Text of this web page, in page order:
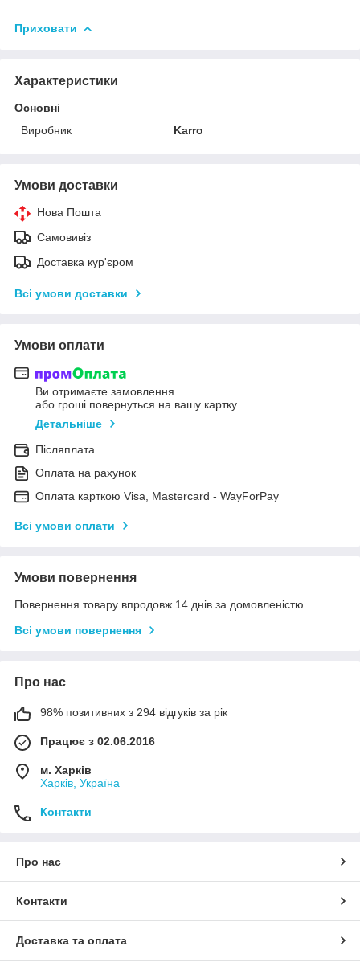
Приховати
Характеристики
Основні
Виробник
Karro
Умови доставки
Нова Пошта
Самовивіз
Доставка кур'єром
Всі умови доставки
Умови оплати
Ви отримаєте замовлення
або гроші повернуться на вашу картку
Детальніше
Післяплата
Оплата на рахунок
Оплата карткою Visa, Mastercard - WayForPay
Всі умови оплати
Умови повернення
Повернення товару впродовж 14 днів за домовленістю
Всі умови повернення
Про нас
98% позитивних з 294 відгуків за рік
Працює з 02.06.2016
м. Харків
Харків, Україна
Контакти
Про нас
Контакти
Доставка та оплата